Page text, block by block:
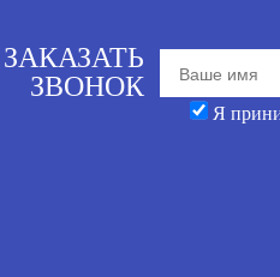
ЗАКАЗАТЬ
ЗВОНОК
Я